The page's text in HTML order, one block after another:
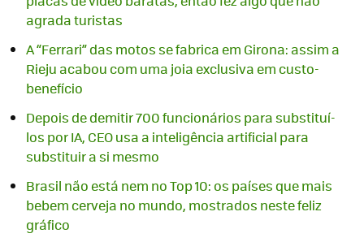
agrada turistas
A “Ferrari” das motos se fabrica em Girona: assim a
Rieju acabou com uma joia exclusiva em custo-
benefício
Depois de demitir 700 funcionários para substituí-
los por IA, CEO usa a inteligência artificial para
substituir a si mesmo
Brasil não está nem no Top 10: os países que mais
bebem cerveja no mundo, mostrados neste feliz
gráfico